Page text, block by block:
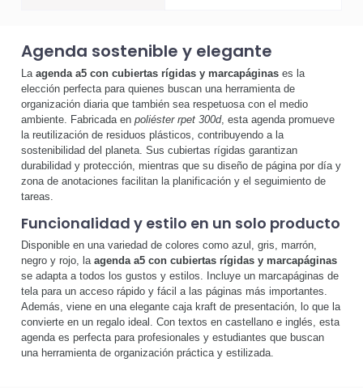
Agenda sostenible y elegante
La agenda a5 con cubiertas rígidas y marcapáginas es la
elección perfecta para quienes buscan una herramienta de
organización diaria que también sea respetuosa con el medio
ambiente. Fabricada en poliéster rpet 300d, esta agenda promueve
la reutilización de residuos plásticos, contribuyendo a la
sostenibilidad del planeta. Sus cubiertas rígidas garantizan
durabilidad y protección, mientras que su diseño de página por día y
zona de anotaciones facilitan la planificación y el seguimiento de
tareas.
Funcionalidad y estilo en un solo producto
Disponible en una variedad de colores como azul, gris, marrón,
negro y rojo, la agenda a5 con cubiertas rígidas y marcapáginas
se adapta a todos los gustos y estilos. Incluye un marcapáginas de
tela para un acceso rápido y fácil a las páginas más importantes.
Además, viene en una elegante caja kraft de presentación, lo que la
convierte en un regalo ideal. Con textos en castellano e inglés, esta
agenda es perfecta para profesionales y estudiantes que buscan
una herramienta de organización práctica y estilizada.